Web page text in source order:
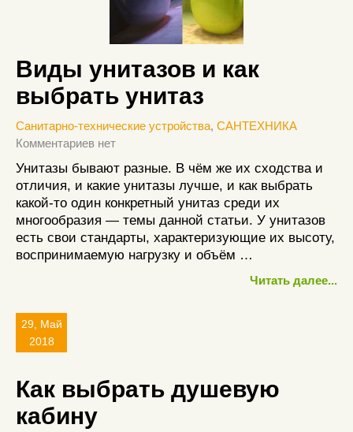
Виды унитазов и как
выбрать унитаз
Санитарно-технические устройства, САНТЕХНИКА
Комментариев нет
Унитазы бывают разные. В чём же их сходства и
отличия, и какие унитазы лучше, и как выбрать
какой-то один конкретный унитаз среди их
многообразия — темы данной статьи. У унитазов
есть свои стандарты, характеризующие их высоту,
воспринимаемую нагрузку и объём …
Читать далее...
29, Май
2018
Как выбрать душевую
кабину